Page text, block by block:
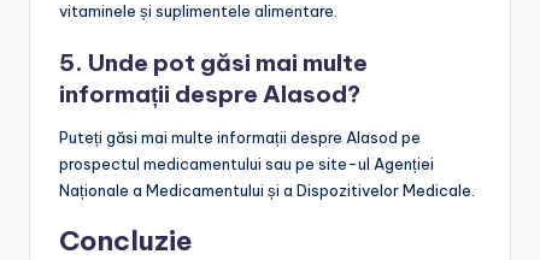
vitaminele și suplimentele alimentare.
5. Unde pot găsi mai multe
informații despre Alasod?
Puteți găsi mai multe informații despre Alasod pe
prospectul medicamentului sau pe site-ul Agenției
Naționale a Medicamentului și a Dispozitivelor Medicale.
Concluzie